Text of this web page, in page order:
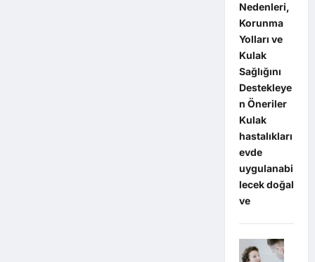
Nedenleri,
Korunma
Yolları ve
Kulak
Sağlığını
Destekleye
n Öneriler
Kulak
hastalıkları
evde
uygulanabi
lecek doğal
ve